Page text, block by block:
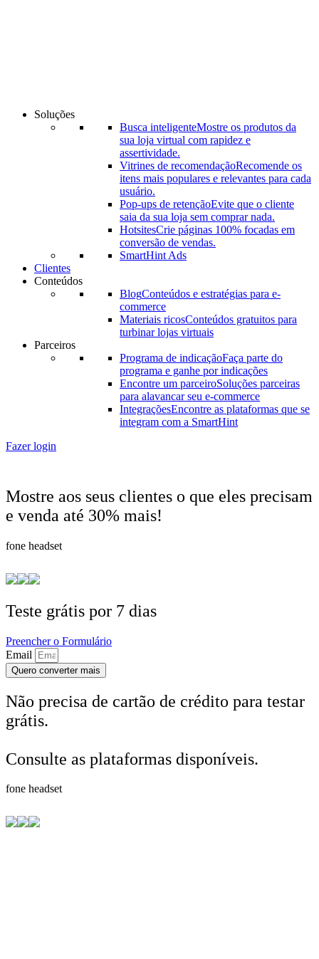
Soluções
Busca inteligenteMostre os produtos da
sua loja virtual com rapidez e
assertividade.
Vitrines de recomendaçãoRecomende os
itens mais populares e relevantes para cada
usuário.
Pop-ups de retençãoEvite que o cliente
saia da sua loja sem comprar nada.
HotsitesCrie páginas 100% focadas em
conversão de vendas.
SmartHint Ads
Clientes
Conteúdos
BlogConteúdos e estratégias para e-
commerce
Materiais ricosConteúdos gratuitos para
turbinar lojas virtuais
Parceiros
Programa de indicaçãoFaça parte do
programa e ganhe por indicações
Encontre um parceiroSoluções parceiras
para alavancar seu e-commerce
IntegraçõesEncontre as plataformas que se
integram com a SmartHint
Fazer login
Mostre aos seus clientes o que eles precisam
e venda até 30% mais!
camisa
Teste grátis por 7 dias
Preencher o Formulário
Email
Quero converter mais
Não precisa de cartão de crédito para testar
grátis.
Consulte as plataformas disponíveis.
camisa